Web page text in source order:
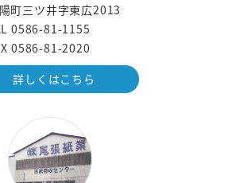
町三ツ井字東広2013
0586-81-1155
0586-81-2020
詳しくはこちら